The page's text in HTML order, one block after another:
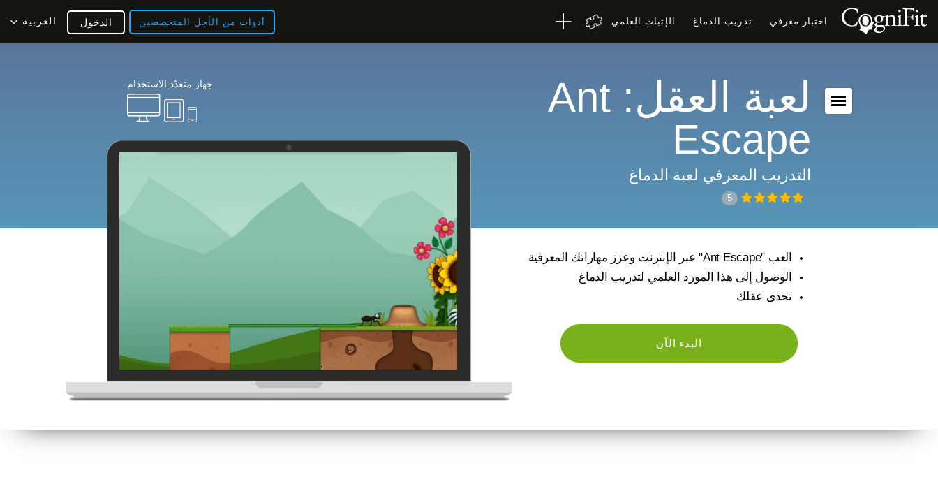
اختبار معرفي تدريب الدماغ الإثبات العلمي أدوات من الأجل المتخصصين العربية الدخول
جهاز متعدّد الاستخدام
لعبة العقل: Ant
Escape
التدريب المعرفي لعبة الدماغ
5
العب "Ant Escape" عبر الإنترنت وعزز مهاراتك المعرفية
الوصول إلى هذا المورد العلمي لتدريب الدماغ
تحدى عقلك
البدء الآن